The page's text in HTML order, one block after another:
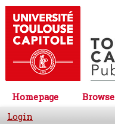
Homepage Browse
Login